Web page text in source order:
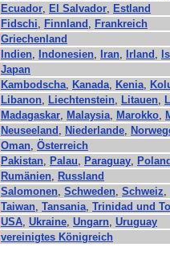
Ecuador, El Salvador, Estland
Fidschi, Finnland , Frankreich
Griechenland
Indien, Indonesien, Iran, Irland ,
Japan
Kambodscha, Kanada, Kenia,
Libanon, Liechtenstein, Litauen,
Madagaskar, Malaysia, Marokko,
Neuseeland , Niederlande,
Oman, Österreich
Pakistan, Palau, Paraguay,
Rumänien, Russland
Salomonen, Schweden, Schweiz,
Taiwan, Tansania, Trinidad und
USA, Ukraine, Ungarn, Uruguay
vereinigtes Königreich